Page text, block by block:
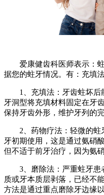
爱康健齿科医师表示：蛀
据您的蛀牙情况。有：充填
1、充填法：牙齿蛀坏后
牙洞型将充填材料固定在牙
保持牙齿外形，维护牙列的完
2、药物疗法：轻微的蛀
牙初期使用，这是通过氨硝
但不适于前牙治疗，因为氨
3、磨除法：严重蛀牙患
质或牙本质层剥落，已经不
方法是通过重点磨除牙边缘